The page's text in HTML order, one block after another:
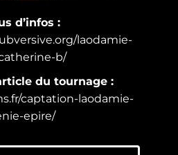
d’infos :
laodamie-
b/
du tournage :
captation-laodamie-
epire/